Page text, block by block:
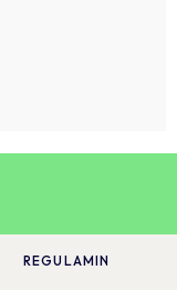
REGULAMIN